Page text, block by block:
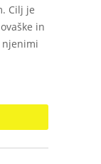
Cilj je
in
njenimi